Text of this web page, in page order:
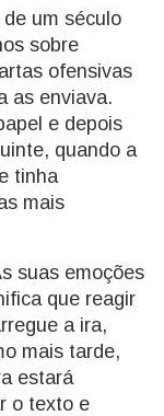
um século
sobre
ofensivas
as enviava.
e depois
quando a
tinha
mais
suas emoções
que reagir
a ira,
mais tarde,
estará
o texto e